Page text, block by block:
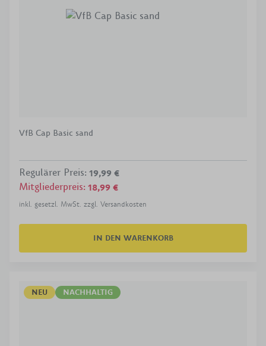
VfB Cap Basic sand
Regulärer Preis: 19,99 €
Mitgliederpreis: 18,99 €
inkl. gesetzl. MwSt. zzgl. Versandkosten
IN DEN WARENKORB
NEU NACHHALTIG